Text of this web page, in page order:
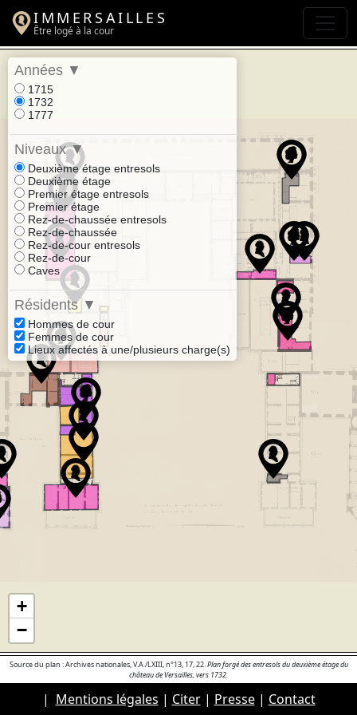
IMMERSAILLES
Être logé à la cour
Années ▼
1715
1732
1777
Niveaux▼
Deuxième étage entresols
Deuxième étage
Premier étage entresols
Premier étage
Rez-de-chaussée entresols
Rez-de-chaussée
Rez-de-cour entresols
Rez-de-cour
Caves
Résidents ▼
Hommes de cour
Femmes de cour
Lieux affectés à une/plusieurs charge(s)
+
−
Source du plan : Archives nationales, V.A./LXIII, n°13, 17, 22.Plan forgé des entresols du deuxième étage du
château de Versailles, vers 1732.
| Mentions légales | Citer| Presse| Contact